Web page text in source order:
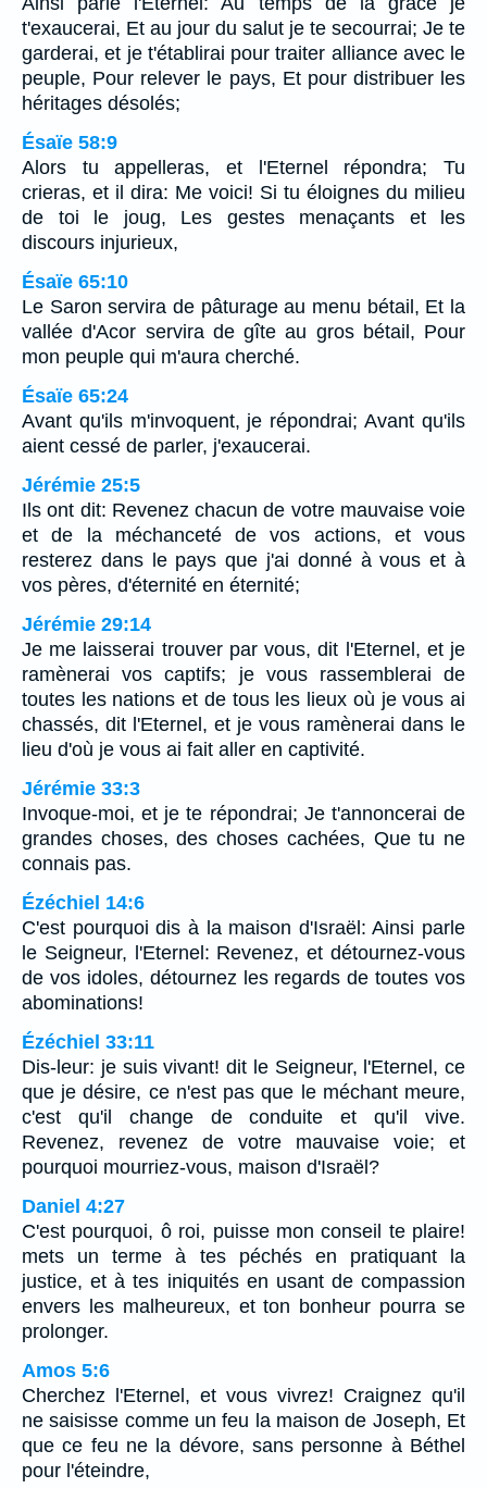
t'exaucerai, Et au jour du salut je te secourrai; Je te
garderai, et je t'établirai pour traiter alliance avec le
peuple, Pour relever le pays, Et pour distribuer les
héritages désolés;
Ésaïe 58:9
Alors tu appelleras, et l'Eternel répondra; Tu
crieras, et il dira: Me voici! Si tu éloignes du milieu
de toi le joug, Les gestes menaçants et les
discours injurieux,
Ésaïe 65:10
Le Saron servira de pâturage au menu bétail, Et la
vallée d'Acor servira de gîte au gros bétail, Pour
mon peuple qui m'aura cherché.
Ésaïe 65:24
Avant qu'ils m'invoquent, je répondrai; Avant qu'ils
aient cessé de parler, j'exaucerai.
Jérémie 25:5
Ils ont dit: Revenez chacun de votre mauvaise voie
et de la méchanceté de vos actions, et vous
resterez dans le pays que j'ai donné à vous et à
vos pères, d'éternité en éternité;
Jérémie 29:14
Je me laisserai trouver par vous, dit l'Eternel, et je
ramènerai vos captifs; je vous rassemblerai de
toutes les nations et de tous les lieux où je vous ai
chassés, dit l'Eternel, et je vous ramènerai dans le
lieu d'où je vous ai fait aller en captivité.
Jérémie 33:3
Invoque-moi, et je te répondrai; Je t'annoncerai de
grandes choses, des choses cachées, Que tu ne
connais pas.
Ézéchiel 14:6
C'est pourquoi dis à la maison d'Israël: Ainsi parle
le Seigneur, l'Eternel: Revenez, et détournez-vous
de vos idoles, détournez les regards de toutes vos
abominations!
Ézéchiel 33:11
Dis-leur: je suis vivant! dit le Seigneur, l'Eternel, ce
que je désire, ce n'est pas que le méchant meure,
c'est qu'il change de conduite et qu'il vive.
Revenez, revenez de votre mauvaise voie; et
pourquoi mourriez-vous, maison d'Israël?
Daniel 4:27
C'est pourquoi, ô roi, puisse mon conseil te plaire!
mets un terme à tes péchés en pratiquant la
justice, et à tes iniquités en usant de compassion
envers les malheureux, et ton bonheur pourra se
prolonger.
Amos 5:6
Cherchez l'Eternel, et vous vivrez! Craignez qu'il
ne saisisse comme un feu la maison de Joseph, Et
que ce feu ne la dévore, sans personne à Béthel
pour l'éteindre,